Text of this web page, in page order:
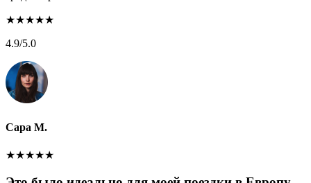
★★★★★
4.9/5.0
Сара М.
★★★★★